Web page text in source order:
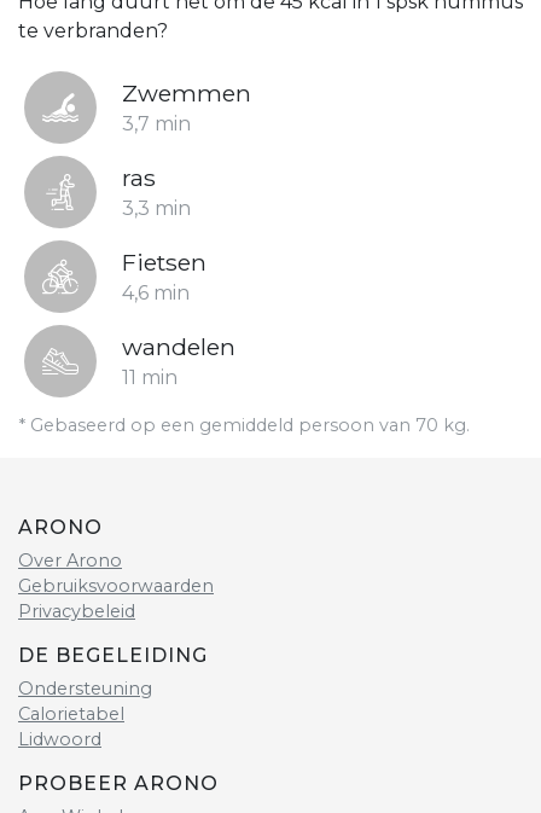
te verbranden?
Zwemmen
3,7 min
ras
3,3 min
Fietsen
4,6 min
wandelen
11 min
* Gebaseerd op een gemiddeld persoon van 70 kg.
ARONO
Over Arono
Gebruiksvoorwaarden
Privacybeleid
DE BEGELEIDING
Ondersteuning
Calorietabel
Lidwoord
PROBEER ARONO